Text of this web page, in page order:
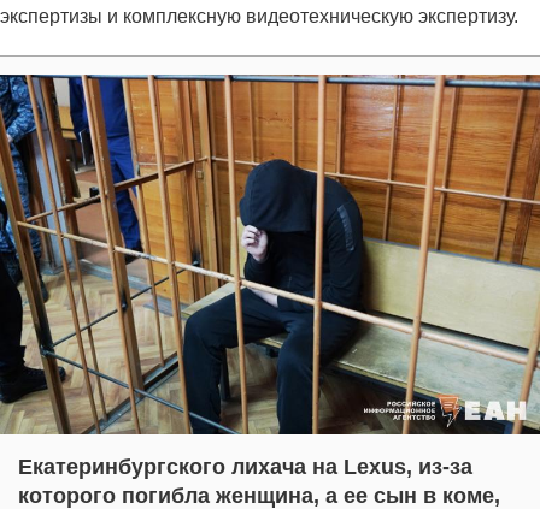
экспертизы и комплексную видеотехническую экспертизу.
Екатеринбургского лихача на Lexus, из-за
которого погибла женщина, а ее сын в коме,